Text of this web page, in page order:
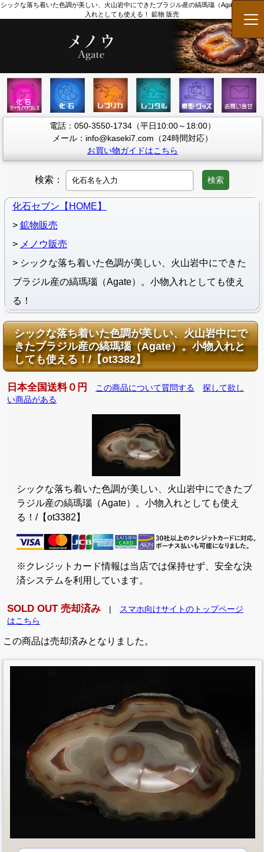
シックな落ち着いた色調が美しい、火山岩中にできたブラジル産の縞瑪瑙（Agate）。小物
入れとしても使える！ 鉱物 販売
メ
電話：050-3550-1734（平日10:00～18:00）
メール：info@kaseki7.com（24時間対応）
お買い物ガイドはこちら
検索： 検索
化石セブン【HOME】
鉱物販売
メノウ販売
シックな落ち着いた色調が美しい、火山岩中にできた
ブラジル産の縞瑪瑙（Agate）。小物入れとしても使え
る！
シックな落ち着いた色調が美しい、火山岩中にで
きたブラジル産の縞瑪瑙（Agate）。小物入れと
しても使える！/【ot3382】
日本全国送料０円 この商品について質問する
探して欲し
い商品がある
シックな落ち着いた色調が美しい、火山岩中にできたブ
ラジル産の縞瑪瑙（Agate）。小物入れとしても使え
る！/【ot3382】
※クレジットカード情報は当店では保持せず、安全な決
済システムを利用しています。
SOLD OUT 売却済み
スマホ向けサイトのトップページ
はこちら
この商品は売却済みとなりました。